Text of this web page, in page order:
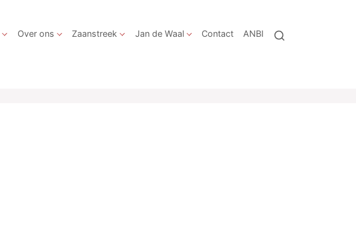
Over ons Zaanstreek Jan de Waal Contact ANBI